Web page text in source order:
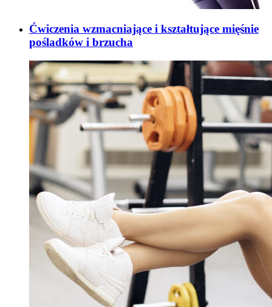
Ćwiczenia wzmacniające i kształtujące mięśnie
pośladków i brzucha